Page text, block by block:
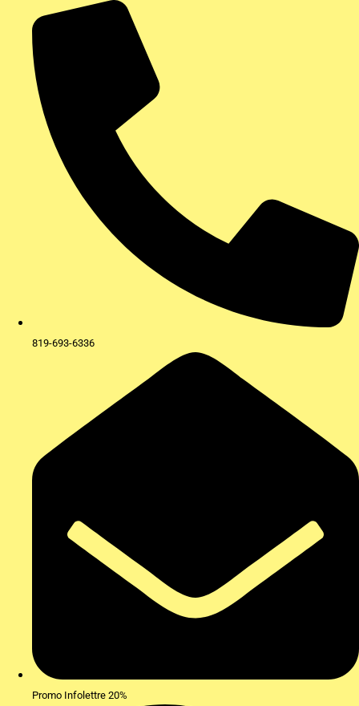
contenu
819-693-6336
Promo Infolettre 20%